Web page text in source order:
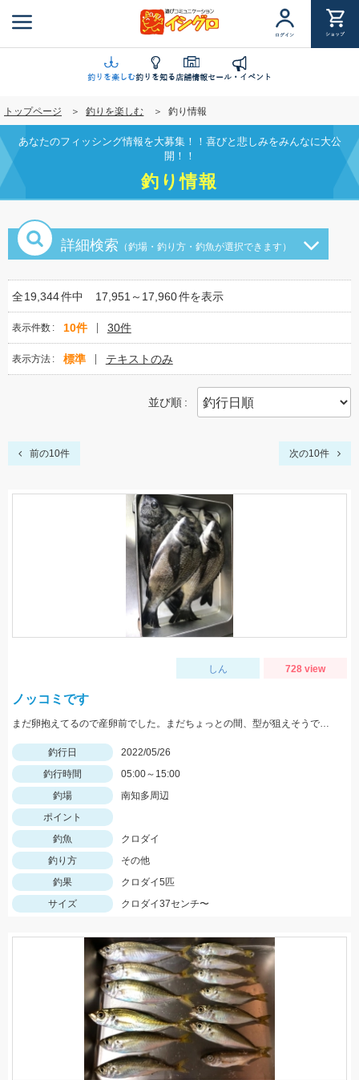
ン
に
移
動
ログイン ショップ
釣りを楽しむ釣りを知る店舗情報セール・イベント
トップページ 釣りを楽しむ 釣り情報
あなたのフィッシング情報を大募集！！喜びと悲しみをみんなに大公
開！！
釣り情報
詳細検索 （釣場・釣り方・釣魚が選択できます）
全19,344件中 17,951～17,960件を表示
表示件数 10件 30件
表示方法 標準 テキストのみ
並び順
前の10件 次の10件
しん 728 view
ノッコミです
まだ卵抱えてるので産卵前でした。まだちょっとの間、型が狙えそうです。
釣行日
2022/05/26
釣行時間
05:00～15:00
釣場
南知多周辺
ポイント
釣魚
クロダイ
釣り方
その他
釣果
クロダイ5匹
サイズ
クロダイ37センチ〜